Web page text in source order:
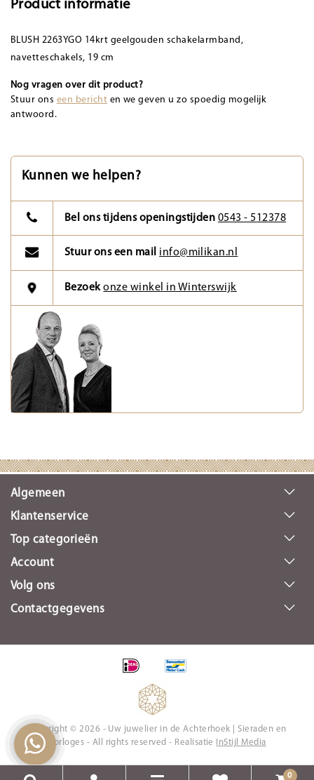
Product informatie
BLUSH 2263YGO 14krt geelgouden schakelarmband,
navetteschakels, 19 cm
Nog vragen over dit product?
Stuur ons een bericht en we geven u zo spoedig mogelijk
antwoord.
Kunnen we helpen?
Bel ons tijdens openingstijden 0543 - 512378
Stuur ons een mail info@milikan.nl
Bezoekonze winkel in Winterswijk
Algemeen
Klantenservice
Top categorieën
Account
Volg ons
Contactgegevens
Copyright © 2026 - Uw juwelier in de Achterhoek | Sieraden en
Horloges - All rights reserved - Realisatie
InStijl Media
0